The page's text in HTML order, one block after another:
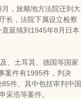
，旅顺地方法院迁到大
长，法院下属设立检察
延续到1945年8月日本
、土耳其、德国等国家
案件有1995件，判决
件。其中包括审判中国
采浩等案件。